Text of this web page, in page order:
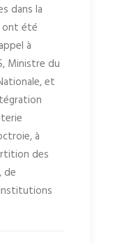
dans la
ont été
à
Ministre du
et
à
des
de